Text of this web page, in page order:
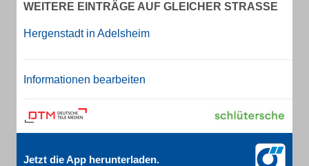
WEITERE EINTRÄGE AUF GLEICHER STRASSE
Hergenstadt in Adelsheim
Informationen bearbeiten
Jetzt die App herunterladen.